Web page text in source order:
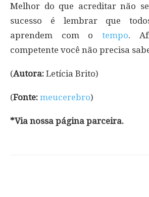
Melhor do que acreditar não
sucesso é lembrar que
aprendem com o tempo.
competente você não precisa
(Autora: Letícia Brito)
(Fonte: meucerebro)
*Via nossa página parceira.